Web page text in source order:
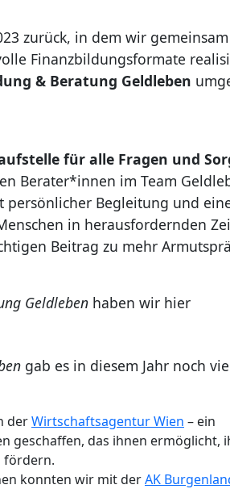
zurück, in dem wir
Finanzbildungsformate
& Beratung Geldleben
für alle Fragen und
Berater*innen im Team
Begleitung und
in herausfordernden
Beitrag zu mehr
Geldleben haben wir hier
gab es in diesem Jahr noch
derWirtschaftsagentur Wien – ein
geschaffen, das ihnen ermöglicht,
fördern.
konnten wir mit derAK